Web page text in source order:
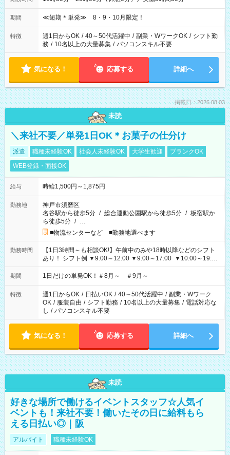
期間 ≪短期＊単発≫ 8・9・10月限定！
特徴 週1日からOK / 40～50代活躍中 / 副業・WワークOK / シフト勤
務 / 10名以上の大量募集 / パソコンスキル不要
気になる！ 応募する 詳細へ
掲載日：2026.08.03
未読
＼来社不要／単発1日OK＊お菓子の仕分け
派遣 職種未経験OK 社会人未経験OK 大学生歓迎
ブランクOK
WEB登録・面接OK
給与 時給1,500円～1,875円
勤務地
神戸市須磨区
名谷駅から徒歩5分 / 総合運動公園駅から徒歩5分 / 板宿駅か
ら徒歩5分 / …
■物流センターなど ■勤務地選べます
勤務時間
【1日3時間～も相談OK!】午前中のみや18時以降などのシフト
あり！ シフト例 ▼9:00～12:00 ▼9:00～17:00 ▼10:00～19:00
▼18:00～21:00
期間 1日だけの単発OK！＃8月～ ＃9月～
特徴 週1日からOK / 日払いOK / 40～50代活躍中 / 副業・Wワーク
OK / 服装自由 / シフト勤務 / 10名以上の大量募集 / 電話対応な
し / パソコンスキル不要
気になる！ 応募する 詳細へ
未読
好きな場所で働けるイベントスタッフ☆人気イ
ベントも！来社不要！働いたその日に給料もら
える日払い◎｜阪
アルバイト 職種未経験OK